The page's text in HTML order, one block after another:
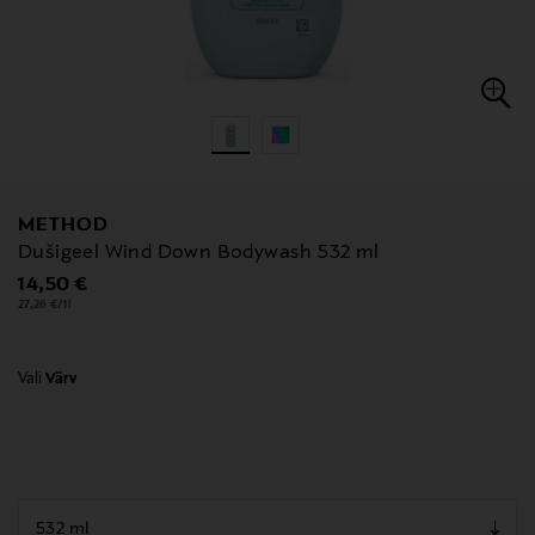
METHOD
Dušigeel Wind Down Bodywash 532 ml
Original Price
14,50 €
27,26 €/1l
Vali Värv